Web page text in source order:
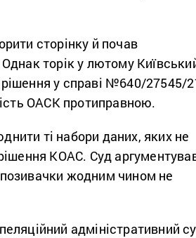
сторінку й почав
торік у лютому
у справі №640/27545/
ОАСК протиправною.
ті набори даних, яких не
КОАС. Суд
жодним чином не
адміністративний